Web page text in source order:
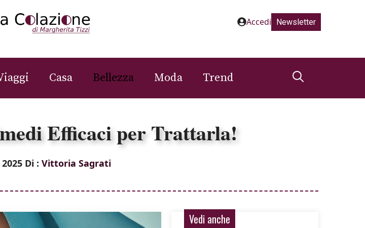
Accedi Newsletter
Casa Bellezza Moda Trend
Efficaci per Trattarla!
Di : Vittoria Sagrati
Vedi anche